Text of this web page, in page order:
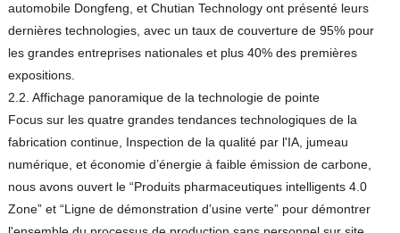
automobile Dongfeng, et Chutian Technology ont présenté leurs
dernières technologies, avec un taux de couverture de 95% pour
les grandes entreprises nationales et plus 40% des premières
expositions.
2.2. Affichage panoramique de la technologie de pointe
Focus sur les quatre grandes tendances technologiques de la
fabrication continue, Inspection de la qualité par l'IA, jumeau
numérique, et économie d’énergie à faible émission de carbone,
nous avons ouvert le “Produits pharmaceutiques intelligents 4.0
Zone” et “Ligne de démonstration d’usine verte” pour démontrer